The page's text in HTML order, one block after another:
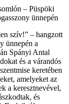
– Püspöki
ünnepén
szív!” – hangzott
ünnepén a
Spányi Antal
és a várandós
keretében
amelyeket az
a keresztnevével,
és